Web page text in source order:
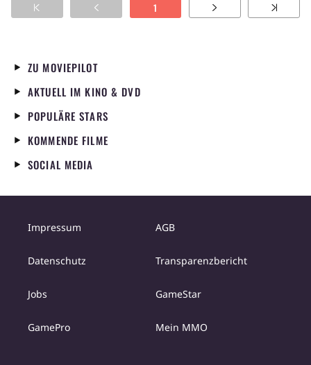
1
ZU MOVIEPILOT
AKTUELL IM KINO & DVD
POPULÄRE STARS
KOMMENDE FILME
SOCIAL MEDIA
Impressum AGB
Datenschutz Transparenzbericht
Jobs GameStar
GamePro Mein MMO